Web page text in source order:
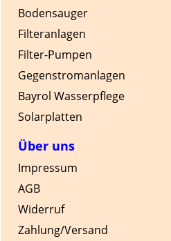
Bodensauger
Filteranlagen
Filter-Pumpen
Gegenstromanlagen
Bayrol Wasserpflege
Solarplatten
Über uns
Impressum
AGB
Widerruf
Zahlung/Versand